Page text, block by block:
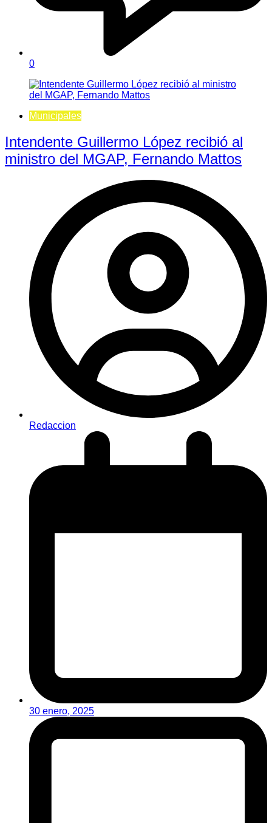
0
Municipales
Intendente Guillermo López recibió al
ministro del MGAP, Fernando Mattos
Redaccion
30 enero, 2025